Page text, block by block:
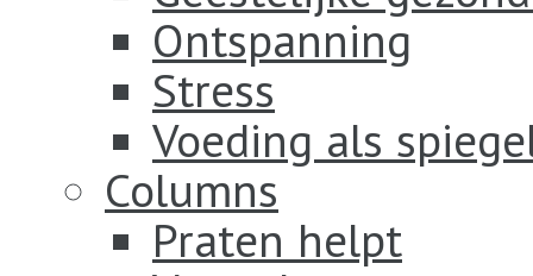
Ontspanning
Stress
Voeding als
Columns
Praten helpt